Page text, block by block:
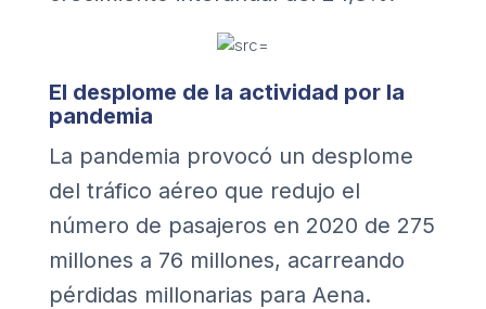
El desplome de la actividad por la
pandemia
La pandemia provocó un desplome
del tráfico aéreo que redujo el
número de pasajeros en 2020 de 275
millones a 76 millones, acarreando
pérdidas millonarias para Aena.